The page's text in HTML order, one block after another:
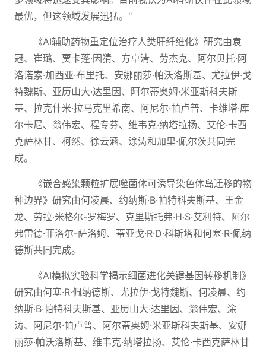
最优，但这领域发展迅猛。"
《AI辅助药物重定位治疗人类肝纤维化》研究由袁
冠、崔璐、贾卡蓬·因猜、方卓清、劳杰克、阿尔贝托·阿
洛诺索·加西亚·布里托、安娜丽莎·帕沃洛斯基、尤拉伊·戈
特魏斯、亚历山大·达里因、阿尔蒂奥姆·米亚斯科夫斯
基、拉克什米·拉马克里希南、阿尼尔·帕卢普、卡维塔·库
尔卡尼、翁伟宏、程专芬、维韦克·纳塔拉扬、艾伦·卡西
克萨林甘、柯然、徐云涵、涂涛和加里·佩尔茨共同完
成。
《嵌合感染颗粒扩展噬菌体可诱导染色体岛迁移的物
种边界》研究由何凌晨、约纳斯·B·帕特科夫斯基、王金
龙、劳拉·米格尔-罗梅罗、克里斯托弗·H·S·艾利特、阿尔
弗雷德·菲洛尔-萨洛姆、蒂亚戈·R·D·科斯塔和何塞·R·佩纳
德斯共同完成。
《AI模拟实验科学揭示细菌进化关键基因转移机制》
研究由何塞·R·佩纳德斯、尤拉伊·戈特魏斯、何凌晨、约
纳斯·B·帕特科夫斯基、亚历山大·达里因、翁伟宏、涂
涛、阿尼尔·帕卢普、阿尔蒂奥姆·米亚斯科夫斯基、安娜
丽莎·帕沃洛斯基、维韦克·纳塔拉扬、艾伦·卡西克萨林甘